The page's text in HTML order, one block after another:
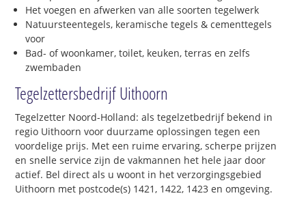
Het voegen en afwerken van alle soorten tegelwerk
Natuursteentegels, keramische tegels & cementtegels
voor
Bad- of woonkamer, toilet, keuken, terras en zelfs
zwembaden
Tegelzettersbedrijf Uithoorn
Tegelzetter Noord-Holland: als tegelzetbedrijf bekend in
regio Uithoorn voor duurzame oplossingen tegen een
voordelige prijs. Met een ruime ervaring, scherpe prijzen
en snelle service zijn de vakmannen het hele jaar door
actief. Bel direct als u woont in het verzorgingsgebied
Uithoorn met postcode(s) 1421, 1422, 1423 en omgeving.